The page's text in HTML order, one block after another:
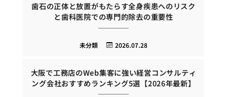
歯石の正体と放置がもたらす全身疾患へのリスク
と歯科医院での専門的除去の重要性
2026.07.28
未分類
大阪で工務店のWeb集客に強い経営コンサルティ
ング会社おすすめランキング5選【2026年最新】